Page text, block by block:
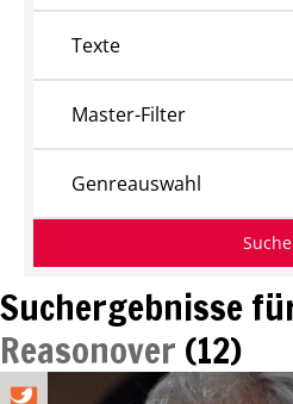
Suchergebnisse
Reasonover (12)
Texte
Master-Filter
Genreauswahl
Suche